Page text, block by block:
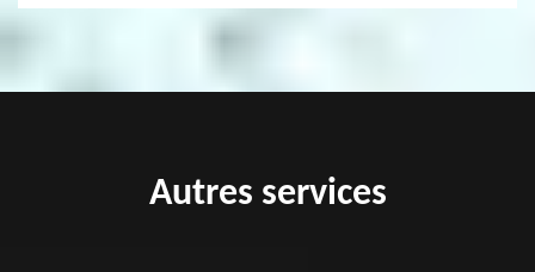
Autres services